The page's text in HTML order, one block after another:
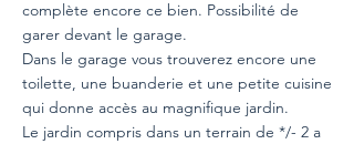
complète encore ce bien. Possibilité de
garer devant le garage.
Dans le garage vous trouverez encore une
toilette, une buanderie et une petite cuisine
qui donne accès au magnifique jardin.
Le jardin compris dans un terrain de */- 2 a